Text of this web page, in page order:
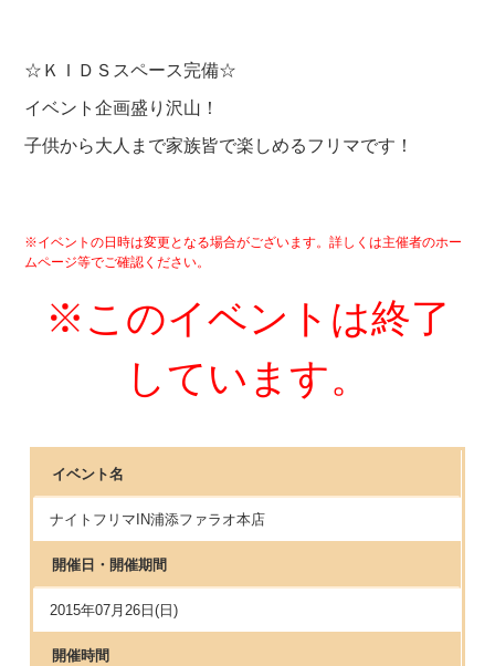
☆ＫＩＤＳスペース完備☆
イベント企画盛り沢山！
子供から大人まで家族皆で楽しめるフリマです！
※イベントの日時は変更となる場合がございます。詳しくは主催者のホー
ムページ等でご確認ください。
※このイベントは終了
しています。
イベント名
ナイトフリマIN浦添ファラオ本店
開催日・開催期間
2015年07月26日(日)
開催時間